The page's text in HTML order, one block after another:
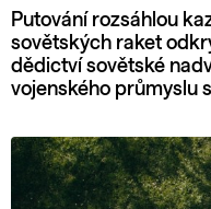
Putování rozsáhlou
sovětských raket
dědictví sovětské
vojenského průmyslu